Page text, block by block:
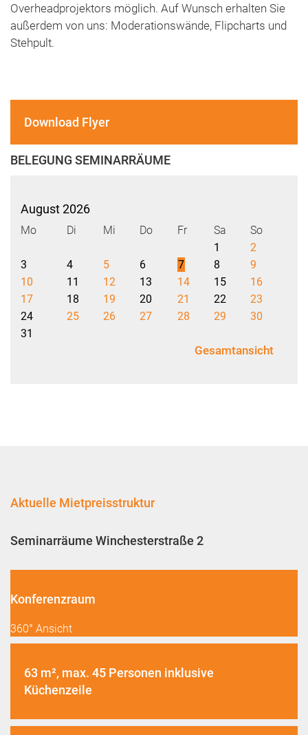
Overheadprojektors möglich. Auf Wunsch erhalten Sie
außerdem von uns: Moderationswände, Flipcharts und
Stehpult.
Download Flyer
BELEGUNG SEMINARRÄUME
August 2026
Mo Di Mi Do Fr Sa
So
1
2
3
4 5 6 7 8
9
10
11 12 13 14 15
16
17
18 19 20 21 22
23
24
25 26 27 28 29
30
31
Gesamtansicht
Aktuelle Mietpreisstruktur
Seminarräume Winchesterstraße 2
Konferenzraum
360° Ansicht
63 m², max. 45 Personen inklusive
Küchenzeile